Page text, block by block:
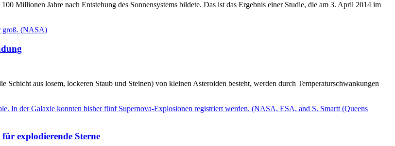
Millionen Jahre nach Entstehung des Sonnensystems bildete. Das ist das Ergebnis einer Studie, die am 3. April 2014 im
Schicht aus losem, lockeren Staub und Steinen) von kleinen Asteroiden besteht, werden durch Temperaturschwankungen
explodierende Sterne